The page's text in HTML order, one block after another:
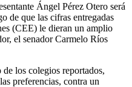
Ángel Pérez Otero será
de que las cifras entregadas
(CEE) le dieran un amplio
el senador Carmelo Ríos
los colegios reportados,
preferencias, contra un